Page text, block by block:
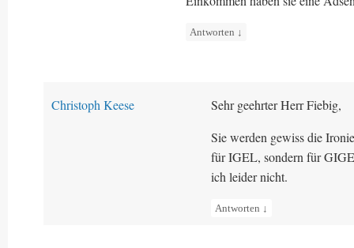
Antworten ↓
Christoph Keese
Sehr geehrter Herr Fiebig,
Sie werden gewiss die
für IGEL, sondern für
ich leider nicht.
Antworten ↓